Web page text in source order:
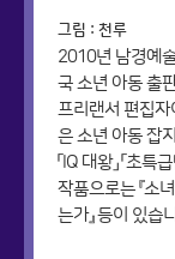
그림 : 천루
2010년 남경예
국 소년 아동 출
프리랜서 편집자
은 소년 아동 잡지
「IQ 대왕」 「초
작품으로는 『소
는가』 등이 있습